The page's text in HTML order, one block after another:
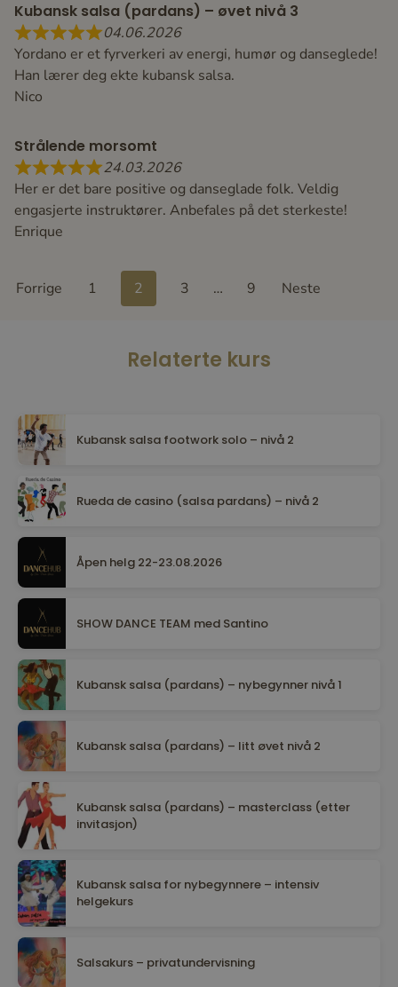
Kubansk salsa (pardans) – øvet nivå 3
04.06.2026
Yordano er et fyrverkeri av energi, humør og danseglede!
Han lærer deg ekte kubansk salsa.
Nico
Strålende morsomt
24.03.2026
Her er det bare positive og danseglade folk. Veldig
engasjerte instruktører. Anbefales på det sterkeste!
Enrique
Site
Reviews
Forrige Page
1 Page
2 Page
3 … Page
9 Neste
Relaterte kurs
Kubansk salsa footwork solo – nivå 2
Rueda de casino (salsa pardans) – nivå 2
Åpen helg 22-23.08.2026
SHOW DANCE TEAM med Santino
Kubansk salsa (pardans) – nybegynner nivå 1
Kubansk salsa (pardans) – litt øvet nivå 2
Kubansk salsa (pardans) – masterclass (etter
invitasjon)
Kubansk salsa for nybegynnere – intensiv
helgekurs
Salsakurs – privatundervisning